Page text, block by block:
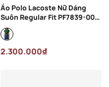
Áo Polo Lacoste Nữ Dáng
Suôn Regular Fit PF7839-00-
132 Màu Xanh Lục
2.300.000₫